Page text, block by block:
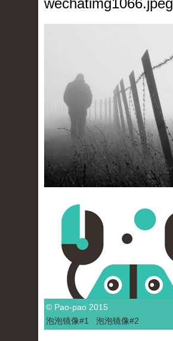
wechatimg1066.jpeg
© Pao-pao 2015
泡泡镜像#1 泡泡镜像#2